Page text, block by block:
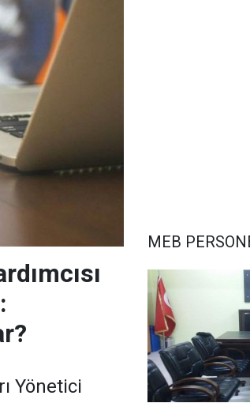
Yönetici
MEB